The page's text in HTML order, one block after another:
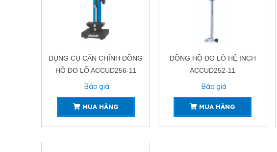
DỤNG CỤ CĂN CHỈNH ĐỒNG
HỒ ĐO LỖ ACCUD256-11
Báo giá
MUA HÀNG
ĐỒNG HỒ ĐO LỖ HỆ INCH
ACCUD252-11
Báo giá
MUA HÀNG